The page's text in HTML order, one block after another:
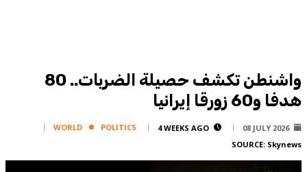
Corporate
واشنطن تكشف حصيلة الضربات.. 80
هدفا و60 زورقا إيرانيا
08 JULY 2026
4 WEEKS AGO
WORLD
POLITICS
SOURCE: Skynews